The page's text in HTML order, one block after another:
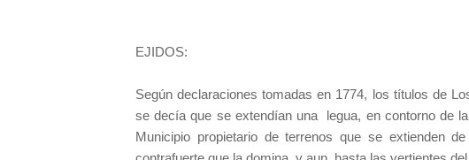
EJIDOS:
Según declaraciones tomadas en 1774, los títulos de
se decía que se extendían una
legua, en contorno de
Municipio propietario de terrenos que se extienden